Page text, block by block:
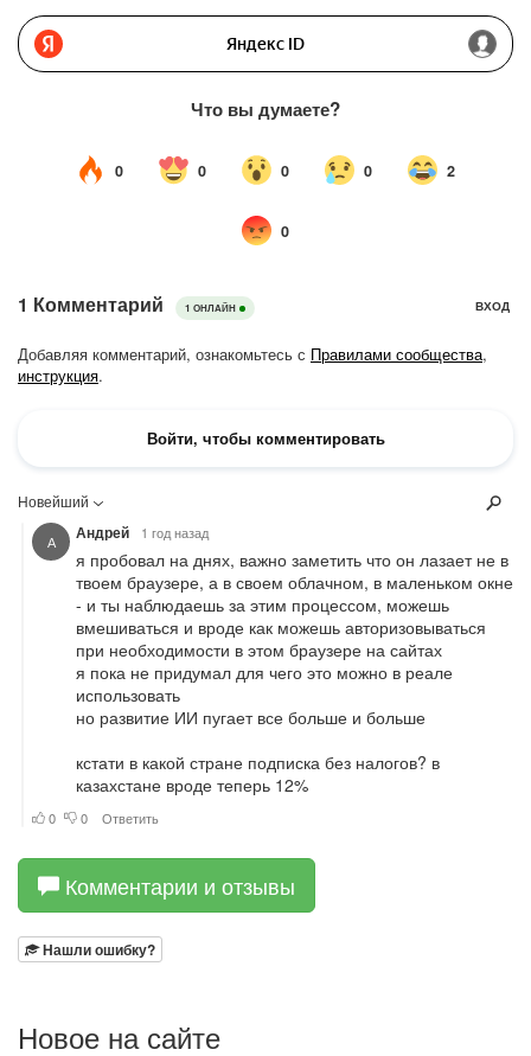
Комментарии и отзывы
Нашли ошибку?
Новое на сайте